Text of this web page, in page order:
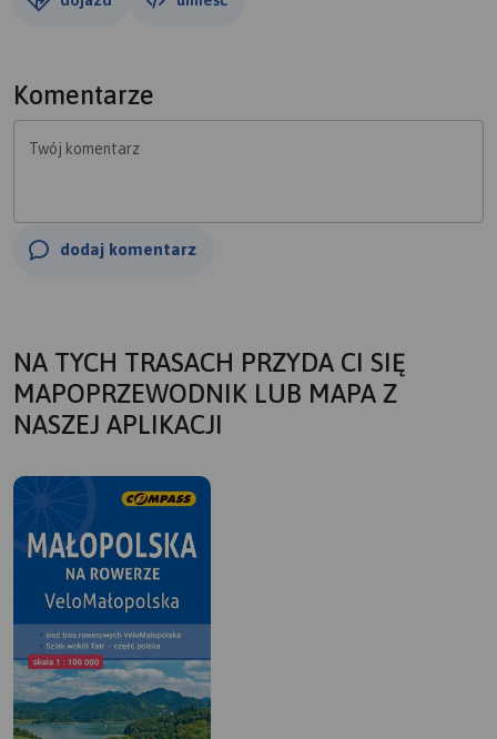
Komentarze
Twój komentarz
dodaj komentarz
NA TYCH TRASACH PRZYDA CI SIĘ
MAPOPRZEWODNIK LUB MAPA Z
NASZEJ APLIKACJI